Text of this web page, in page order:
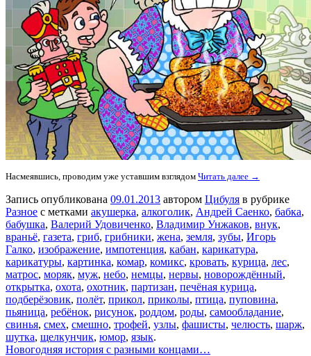
Насмеявшись, проводим уже уставшим взглядом Читать далее →
Запись опубликована 09.01.2013 автором Цибуля в рубрике
Разное с метками акушерка, алкоголик, Андрей Саенко, бабка,
бабушка, Валерий Удовиченко, Владимир Унжаков, внук,
враньё, газета, гриб, грибники, жена, земля, зубы, Игорь
Галко, изображение, импотенция, кабан, карикатура,
карикатуры, картинка, комар, комикс, кровать, курица, лес,
матрос, моряк, муж, небо, немцы, нервы, новорождённый,
открытка, охота, охотник, партизан, печёная курица,
подберёзовик, полёт, прикол, приколы, птица, пуповина,
пьяница, ребёнок, рисунок, роддом, роды, самообладание,
свинья, смех, смешно, трофей, узлы, фашисты, челюсть, шарж,
шутка, щелкунчик, юмор, язык.
Новогодняя история с разными концами…